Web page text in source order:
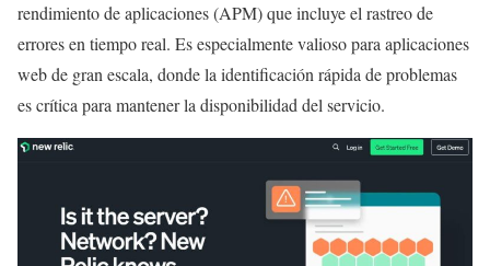
rendimiento de aplicaciones (APM) que incluye el rastreo de
errores en tiempo real. Es especialmente valioso para aplicaciones
web de gran escala, donde la identificación rápida de problemas
es crítica para mantener la disponibilidad del servicio.